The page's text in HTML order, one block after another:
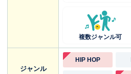
複数ジャンル可
ジャンル
HIP HOP